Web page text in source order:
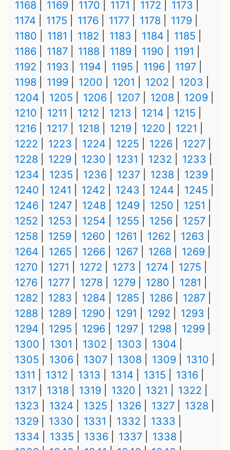
1168
1169 1170 1171 1172
1173
1174
1175 1176 1177 1178
1179
1180
1181 1182 1183 1184
1185
1186
1187 1188 1189 1190
1191
1192
1193 1194 1195 1196
1197
1198
1199 1200 1201 1202
1203
1204
1205 1206 1207 1208
1209
1210
1211 1212 1213 1214
1215
1216
1217 1218 1219 1220
1221
1222
1223 1224 1225 1226
1227
1228
1229 1230 1231 1232
1233
1234
1235 1236 1237 1238
1239
1240
1241 1242 1243 1244
1245
1246
1247 1248 1249 1250
1251
1252
1253 1254 1255 1256
1257
1258
1259 1260 1261 1262
1263
1264
1265 1266 1267 1268
1269
1270
1271 1272 1273 1274
1275
1276
1277 1278 1279 1280
1281
1282
1283 1284 1285 1286
1287
1288
1289 1290 1291 1292
1293
1294
1295 1296 1297 1298
1299
1300
1301 1302 1303
1304
1305
1306 1307 1308 1309
1310
1311
1312 1313 1314 1315
1316
1317
1318 1319 1320 1321
1322
1323
1324 1325 1326 1327
1328
1329
1330 1331 1332
1333
1334
1335 1336 1337
1338